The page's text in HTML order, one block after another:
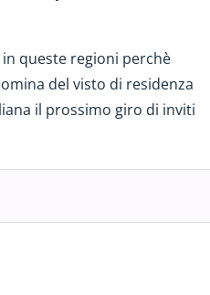
queste regioni perchè
del visto di residenza
il prossimo giro di inviti